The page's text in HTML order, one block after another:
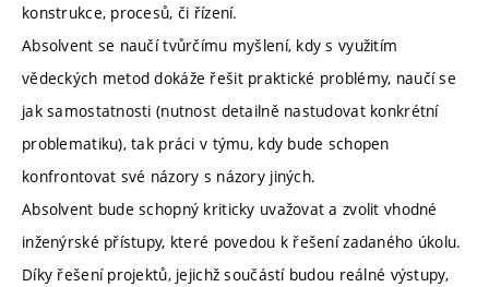
konstrukce, procesů, či řízení.
Absolvent se naučí tvůrčímu myšlení, kdy s využitím
vědeckých metod dokáže řešit praktické problémy, naučí se
jak samostatnosti (nutnost detailně nastudovat konkrétní
problematiku), tak práci v týmu, kdy bude schopen
konfrontovat své názory s názory jiných.
Absolvent bude schopný kriticky uvažovat a zvolit vhodné
inženýrské přístupy, které povedou k řešení zadaného úkolu.
Díky řešení projektů, jejichž součástí budou reálné výstupy,